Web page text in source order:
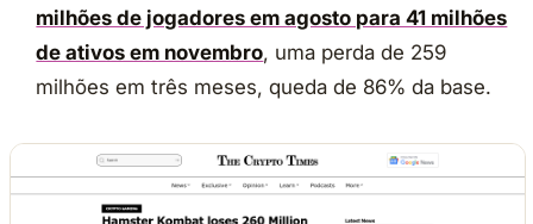
milhões de jogadores em agosto para 41 milhões
de ativos em novembro, uma perda de 259
milhões em três meses, queda de 86% da base.